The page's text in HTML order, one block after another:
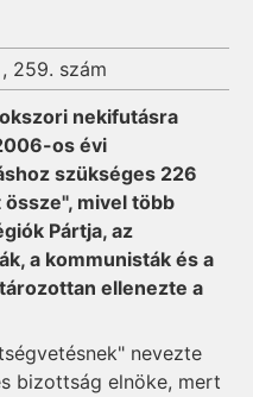
259. szám
nekifutásra
os évi
szükséges 226
mivel több
Pártja, az
a kommunisták és a
ellenezte a
nevezte
bizottság elnöke, mert